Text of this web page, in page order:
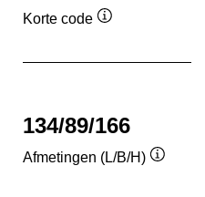
Korte code
de
134/89/166
Afmetingen (L/B/H)